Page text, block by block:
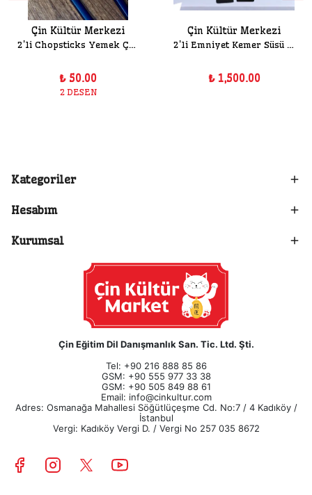
Çin Kültür Merkezi
2'li Chopsticks Yemek Çubuğu
₺ 50.00
2 DESEN
Çin Kültür Merkezi
2'li Emniyet Kemer Süsü Seti
₺ 1,500.00
Kategoriler
Hesabım
Kurumsal
Çin Eğitim Dil Danışmanlık San. Tic. Ltd. Şti.
Tel: +90 216 888 85 86
GSM: +90 555 977 33 38
GSM: +90 505 849 88 61
Email: info@cinkultur.com
Adres: Osmanağa Mahallesi Söğütlüçeşme Cd. No:7 / 4 Kadıköy /
İstanbul
Vergi: Kadıköy Vergi D. / Vergi No 257 035 8672